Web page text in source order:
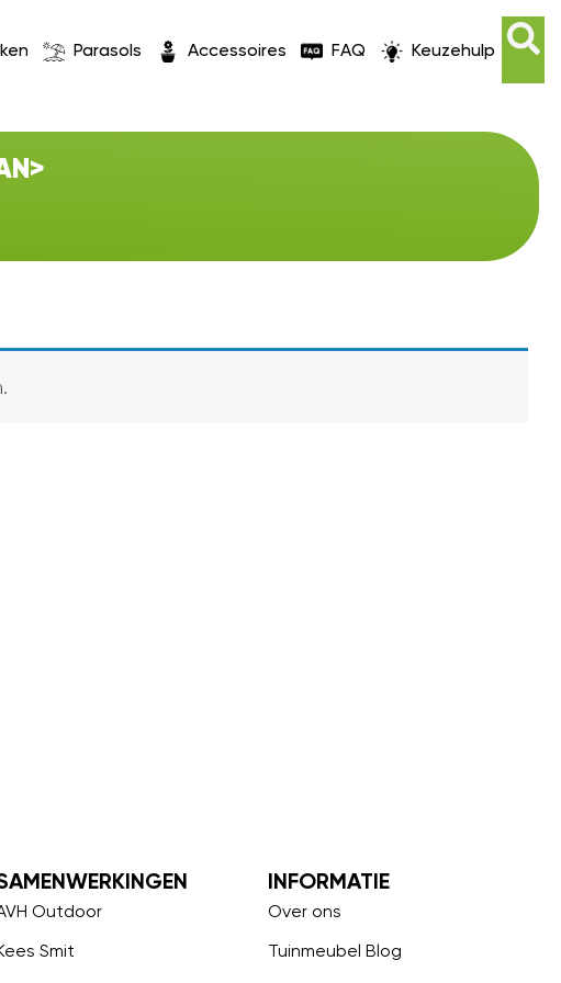
Parasols Accessoires FAQ Keuzehulp
Outdoor
Smit
INFORMATIE
Over ons
Tuinmeubel Blog